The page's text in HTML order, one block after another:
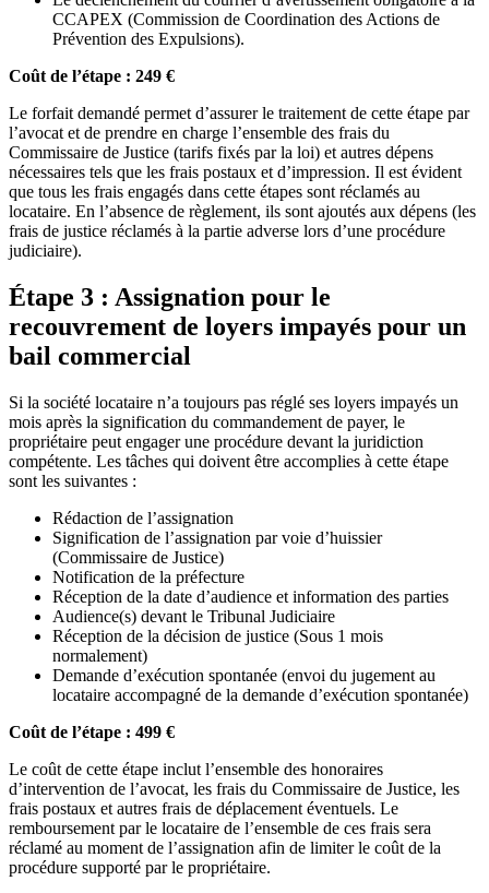
CCAPEX (Commission de Coordination des Actions de
Prévention des Expulsions).
Coût de l’étape : 249 €
Le forfait demandé permet d’assurer le traitement de cette étape par
l’avocat et de prendre en charge l’ensemble des frais du
Commissaire de Justice (tarifs fixés par la loi) et autres dépens
nécessaires tels que les frais postaux et d’impression. Il est évident
que tous les frais engagés dans cette étapes sont réclamés au
locataire. En l’absence de règlement, ils sont ajoutés aux dépens (les
frais de justice réclamés à la partie adverse lors d’une procédure
judiciaire).
Étape 3 : Assignation pour le
recouvrement de loyers impayés pour un
bail commercial
Si la société locataire n’a toujours pas réglé ses loyers impayés un
mois après la signification du commandement de payer, le
propriétaire peut engager une procédure devant la juridiction
compétente. Les tâches qui doivent être accomplies à cette étape
sont les suivantes :
Rédaction de l’assignation
Signification de l’assignation par voie d’huissier
(Commissaire de Justice)
Notification de la préfecture
Réception de la date d’audience et information des parties
Audience(s) devant le Tribunal Judiciaire
Réception de la décision de justice (Sous 1 mois
normalement)
Demande d’exécution spontanée (envoi du jugement au
locataire accompagné de la demande d’exécution spontanée)
Coût de l’étape : 499 €
Le coût de cette étape inclut l’ensemble des honoraires
d’intervention de l’avocat, les frais du Commissaire de Justice, les
frais postaux et autres frais de déplacement éventuels. Le
remboursement par le locataire de l’ensemble de ces frais sera
réclamé au moment de l’assignation afin de limiter le coût de la
procédure supporté par le propriétaire.